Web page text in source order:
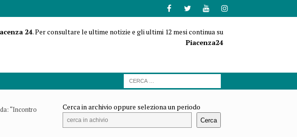
24. Per consultare le ultime notizie e gli ultimi 12 mesi continua su
Piacenza24
“Incontro
Cerca in archivio oppure seleziona un periodo
Cerca